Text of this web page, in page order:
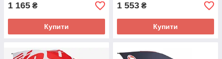
1 165 ₴
Купити
1 553 ₴
Купити